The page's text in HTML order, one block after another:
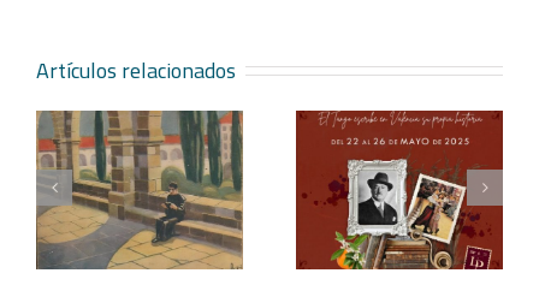
Artículos relacionados
Blasco Ibáñez, el tango
y los festivales
Redescubriendo «La
araña»